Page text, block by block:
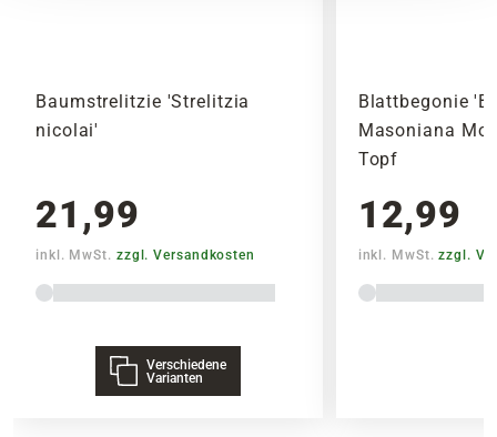
Baumstrelitzie 'Strelitzia
nicolai'
21,99
inkl. MwSt. zzgl. Versandkosten
Verschiedene
Varianten
Blattbegonie
Masoniana
Topf
12,99
inkl. MwSt.zzgl.